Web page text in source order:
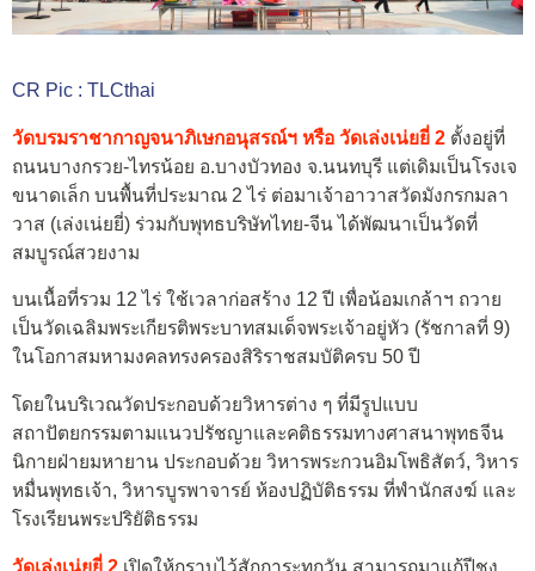
CR Pic : TLCthai
วัดบรมราชากาญจนาภิเษกอนุสรณ์ฯ หรือ วัดเล่งเน่ยยี่ 2 ตั้งอยู่ที่
ถนนบางกรวย-ไทรน้อย อ.บางบัวทอง จ.นนทบุรี แต่เดิมเป็นโรงเจ
ขนาดเล็ก บนพื้นที่ประมาณ 2 ไร่ ต่อมาเจ้าอาวาสวัดมังกรกมลา
วาส (เล่งเน่ยยี่) ร่วมกับพุทธบริษัทไทย-จีน ได้พัฒนาเป็นวัดที่
สมบูรณ์สวยงาม
บนเนื้อที่รวม 12 ไร่ ใช้เวลาก่อสร้าง 12 ปี เพื่อน้อมเกล้าฯ ถวาย
เป็นวัดเฉลิมพระเกียรติพระบาทสมเด็จพระเจ้าอยู่หัว (รัชกาลที่ 9)
ในโอกาสมหามงคลทรงครองสิริราชสมบัติครบ 50 ปี
โดยในบริเวณวัดประกอบด้วยวิหารต่าง ๆ ที่มีรูปแบบ
สถาปัตยกรรมตามแนวปรัชญาและคติธรรมทางศาสนาพุทธจีน
นิกายฝ่ายมหายาน ประกอบด้วย วิหารพระกวนอิมโพธิสัตว์, วิหาร
หมื่นพุทธเจ้า, วิหารบูรพาจารย์ ห้องปฏิบัติธรรม ที่พำนักสงฆ์ และ
โรงเรียนพระปริยัติธรรม
วัดเล่งเน่ยยี่ 2 เปิดให้กราบไว้สักการะทุกวัน สามารถมาแก้ปีชง